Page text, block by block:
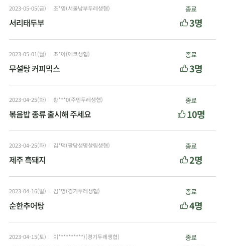
2023-05-05(금) 조*영(서울남부두레생협)
서리태두부
종료
3명
2023-05-01(월) 조*아(에코생협)
무설탕 커피믹스
종료
3명
2023-04-25(화) 황***0(주민두레생협)
볶음밥 종류 출시해 주세요
종료
10명
2023-04-25(화) 김*덕(팔당생명살림생협)
제주 흑돼지
종료
2명
2023-04-16(일) 김*명(경기두레생협)
순한추어탕
종료
4명
2023-04-15(토) 이**********)(경기두레생협) 종료